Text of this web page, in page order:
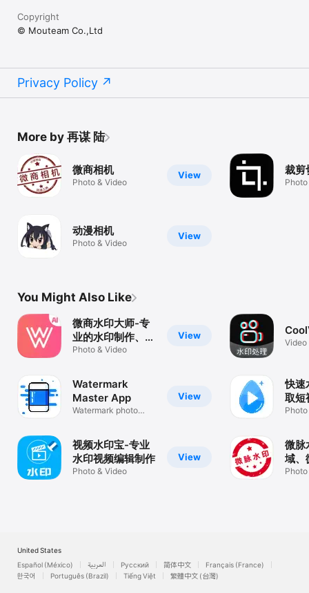
Copyright
© Mouteam Co.,Ltd
Privacy Policy
More by 再谋 陆
View
微商相机
Photo & Video
View
动漫相机
Photo & Video
裁剪
You Might Also Like
View
微商水印大师-专
业的水印制作、图
片处理工具
Photo & Video
View
Watermark
Master App
Watermark photo
View
视频水印宝-专业
水印视频编辑制作
Photo & Video
Video
快速
取短
微脉
域、
工具
United States
Español (México)
العربية Русский 简体中文
Français (France)
한국어
Português (Brazil) Tiếng Việt 繁體中文 (台灣)